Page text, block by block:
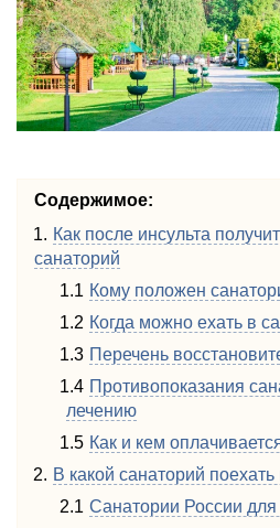
Содержимое:
Как после инсульта
санаторий
Кому положен
Когда можно ехать в
Перечень
Противопоказания
лечению
Как и кем
В какой санаторий поехать
Санатории России